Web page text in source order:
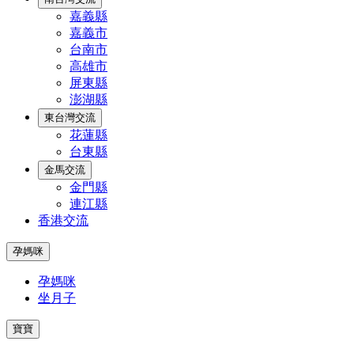
嘉義縣
嘉義市
台南市
高雄市
屏東縣
澎湖縣
東台灣交流
花蓮縣
台東縣
金馬交流
金門縣
連江縣
香港交流
孕媽咪
孕媽咪
坐月子
寶寶